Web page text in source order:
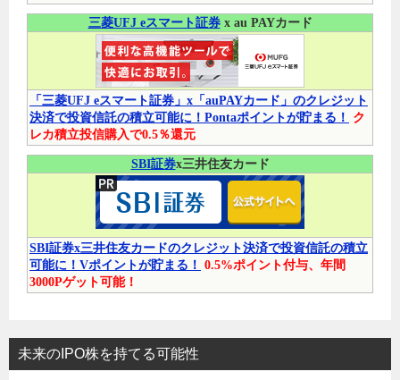
三菱UFJ eスマート証券x au PAYカード
「三菱UFJ eスマート証券」x「auPAYカード」のクレジット
決済で投資信託の積立可能に！Pontaポイントが貯まる！
ク
レカ積立投信購入で0.5％還元
SBI証券x三井住友カード
SBI証券x三井住友カードのクレジット決済で投資信託の積立
可能に！Vポイントが貯まる！ 0.5%ポイント付与、年間
3000Pゲット可能！
未来のIPO株を持てる可能性